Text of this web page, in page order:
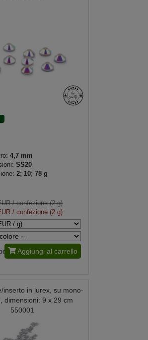
4,7 mm
SS20
2; 10; 78 g
/ confezione (2 g)
/ confezione (2 g)
Aggiungi al carrello
inserto in lurex, su mono-
dimensioni: 9 x 29 cm
550001